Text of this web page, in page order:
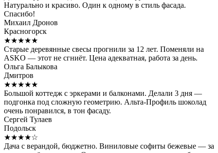
Натурально и красиво. Один к одному в стиль фасада.
Спасибо!
Михаил Дронов
Красногорск
★★★★★
Старые деревянные свесы прогнили за 12 лет. Поменяли на
ASKO — этот не сгниёт. Цена адекватная, работа за день.
Ольга Балыкова
Дмитров
★★★★★
Большой коттедж с эркерами и балконами. Делали 3 дня —
подгонка под сложную геометрию. Альта-Профиль шоколад
очень понравился, в тон фасаду.
Сергей Тулаев
Подольск
★★★★☆
Дача с верандой, бюджетно. Виниловые софиты бежевые — за